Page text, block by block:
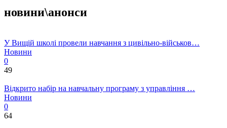
новини\анонси
У Вищій школі провели навчання з цивільно-військов…
Новини
0
49
Відкрито набір на навчальну програму з управління …
Новини
0
64